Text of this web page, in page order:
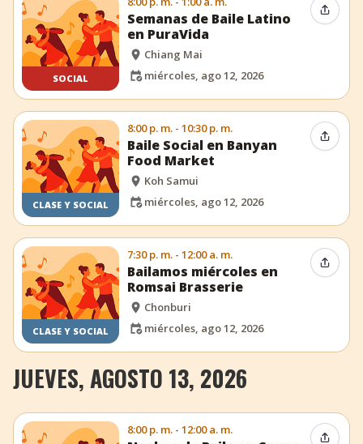
SOCIAL
Semanas de Baile Latino
en PuraVida
Chiang Mai
miércoles, ago 12, 2026
CLASE Y SOCIAL
8:00 p. m. - 10:30 p. m.
Baile Social en Banyan
Food Market
Koh Samui
miércoles, ago 12, 2026
CLASE Y SOCIAL
7:30 p. m. - 12:00 a. m.
Bailamos miércoles en
Romsai Brasserie
Chonburi
miércoles, ago 12, 2026
JUEVES, AGOSTO 13, 2026
8:00 p. m. - 12:00 a. m.